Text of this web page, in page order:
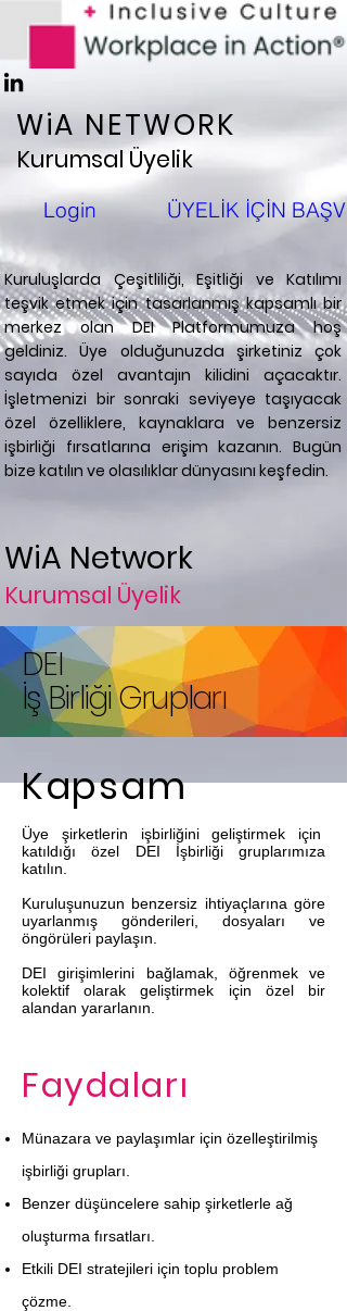
WiA NETWORK
Kurumsal Üyelik
Login ÜYELİK İÇİN
Kuruluşlarda Çeşitliliği, Eşitliği ve Katılımı
teşvik etmek için tasarlanmış kapsamlı bir
merkez olan DEI Platformumuza hoş
geldiniz. Üye olduğunuzda şirketiniz çok
sayıda özel avantajın kilidini açacaktır.
İşletmenizi bir sonraki seviyeye taşıyacak
özel özelliklere, kaynaklara ve benzersiz
işbirliği fırsatlarına erişim kazanın. Bugün
bize katılın ve olasılıklar dünyasını keşfedin.
WiA Network
Kurumsal Üyelik
DEI
İş Birliği Grupları
Kapsam
Üye şirketlerin işbirliğini geliştirmek için
katıldığı özel DEI İşbirliği gruplarımıza
katılın.
Kuruluşunuzun benzersiz ihtiyaçlarına göre
uyarlanmış gönderileri, dosyaları ve
öngörüleri paylaşın.
DEI girişimlerini bağlamak, öğrenmek ve
kolektif olarak geliştirmek için özel bir
alandan yararlanın.
Faydaları
Münazara ve paylaşımlar için özelleştirilmiş
işbirliği grupları.
Benzer düşüncelere sahip şirketlerle ağ
oluşturma fırsatları.
Etkili DEI stratejileri için toplu problem
çözme.